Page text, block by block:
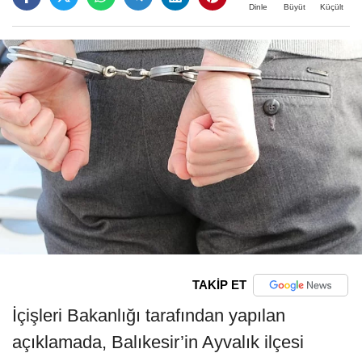
Dinle Büyüt Küçült
TAKİP ET
İçişleri Bakanlığı tarafından yapılan
açıklamada, Balıkesir’in Ayvalık ilçesi